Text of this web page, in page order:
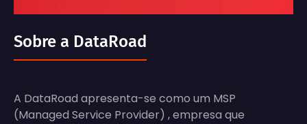
Sobre a DataRoad
A DataRoad apresenta-se como um MSP
(Managed Service Provider) , empresa que